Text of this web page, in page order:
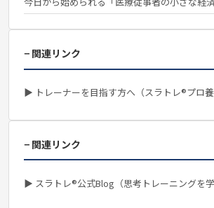
− 関連リンク
▶ トレーナーを目指す方へ（スラトレ®プロ養
− 関連リンク
▶ スラトレ®公式Blog（思考トレーニングを学